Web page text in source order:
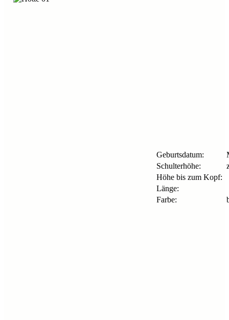
Geburtsdatum:
Schulterhöhe:
Höhe bis zum Kopf:
Länge:
Farbe: